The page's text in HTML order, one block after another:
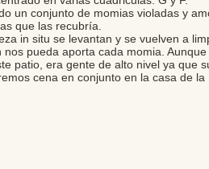
un conjunto de momias violadas y
que las recubría.
in situ se levantan y se vuelven a
pueda aporta cada momia.
patio, era gente de alto nivel ya que
cena en conjunto en la casa de